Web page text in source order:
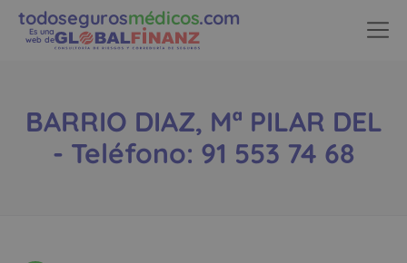
todosegurosmédicos.com
Es una
web de
BARRIO DIAZ, Mª PILAR DEL
- Teléfono: 91 553 74 68